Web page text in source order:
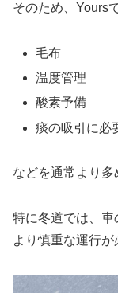
そのため、Yours
毛布
温度管理
酸素予備
痰の吸引に必
などを通常より多
特に冬道では、車
より慎重な運行が